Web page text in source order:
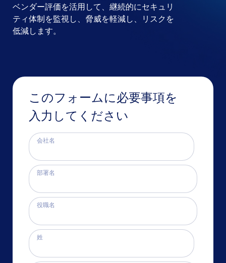
このフォームに必要事項を
入力してください
会社名
部署名
役職名
姓
ベンダー評価を活用して、継続的にセキュリ
ティ体制を監視し、脅威を軽減し、リスクを
低減します。